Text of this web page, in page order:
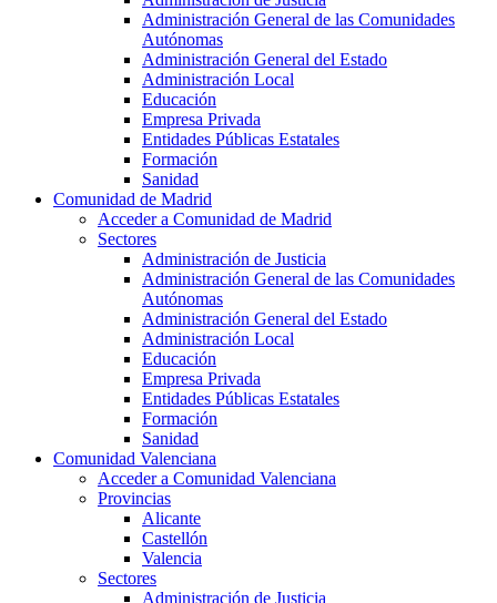
Administración General de las Comunidades
Autónomas
Administración General del Estado
Administración Local
Educación
Empresa Privada
Entidades Públicas Estatales
Formación
Sanidad
Comunidad de Madrid
Acceder a Comunidad de Madrid
Sectores
Administración de Justicia
Administración General de las Comunidades
Autónomas
Administración General del Estado
Administración Local
Educación
Empresa Privada
Entidades Públicas Estatales
Formación
Sanidad
Comunidad Valenciana
Acceder a Comunidad Valenciana
Provincias
Alicante
Castellón
Valencia
Sectores
Administración de Justicia